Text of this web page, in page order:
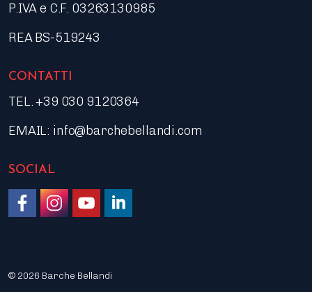
P.IVA e C.F. 03263130985
REA BS-519243
CONTATTI
TEL. +39 030 9120364
EMAIL: info@barchebellandi.com
SOCIAL
© 2026 Barche Bellandi